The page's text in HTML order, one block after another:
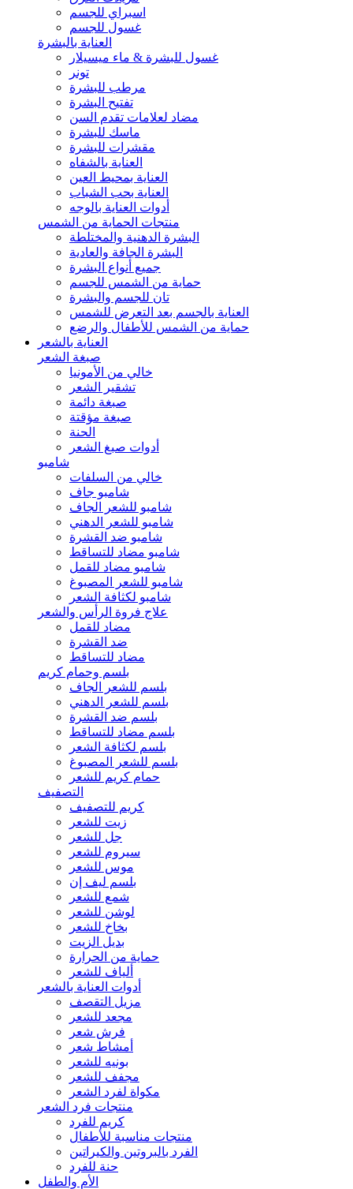
اسبراي للجسم
غسول للجسم
العناية بالبشرة
غسول للبشرة & ماء ميسيلار
تونر
مرطب للبشرة
تفتيح البشرة
مضاد لعلامات تقدم السن
ماسك للبشرة
مقشرات للبشرة
العناية بالشفاه
العناية بمحيط العين
العناية بحب الشباب
أدوات العناية بالوجه
منتجات الحماية من الشمس
البشرة الدهنية والمختلطة
البشرة الجافة والعادية
جميع أنواع البشرة
حماية من الشمس للجسم
تان للجسم والبشرة
العناية بالجسم بعد التعرض للشمس
حماية من الشمس للأطفال والرضع
العناية بالشعر
صبغة الشعر
خالي من الأمونيا
تشقير الشعر
صبغة دائمة
صبغة مؤقتة
الحنة
أدوات صبغ الشعر
شامبو
خالي من السلفات
شامبو جاف
شامبو للشعر الجاف
شامبو للشعر الدهني
شامبو ضد القشرة
شامبو مضاد للتساقط
شامبو مضاد للقمل
شامبو للشعر المصبوغ
شامبو لكثافة الشعر
علاج فروة الرأس والشعر
مضاد للقمل
ضد القشرة
مضاد للتساقط
بلسم وحمام كريم
بلسم للشعر الجاف
بلسم للشعر الدهني
بلسم ضد القشرة
بلسم مضاد للتساقط
بلسم لكثافة الشعر
بلسم للشعر المصبوغ
حمام كريم للشعر
التصفيف
كريم للتصفيف
زيت للشعر
جل للشعر
سيروم للشعر
موس للشعر
بلسم ليف إن
شمع للشعر
لوشن للشعر
بخاخ للشعر
بديل الزيت
حماية من الحرارة
ألياف للشعر
أدوات العناية بالشعر
مزيل التقصف
مجعد للشعر
فرش شعر
أمشاط شعر
بونيه للشعر
مجفف للشعر
مكواة لفرد الشعر
منتجات فرد الشعر
كريم للفرد
منتجات مناسبة للأطفال
الفرد بالبروتين والكيراتين
حنة للفرد
الأم والطفل